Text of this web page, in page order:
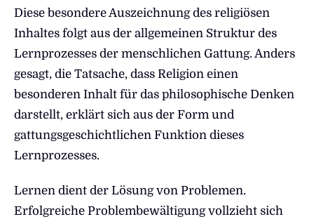
Diese besondere Auszeichnung des religiösen
Inhaltes folgt aus der allgemeinen Struktur des
Lernprozesses der menschlichen Gattung. Anders
gesagt, die Tatsache, dass Religion einen
besonderen Inhalt für das philosophische Denken
darstellt, erklärt sich aus der Form und
gattungsgeschichtlichen Funktion dieses
Lernprozesses.
Lernen dient der Lösung von Problemen.
Erfolgreiche Problembewältigung vollzieht sich